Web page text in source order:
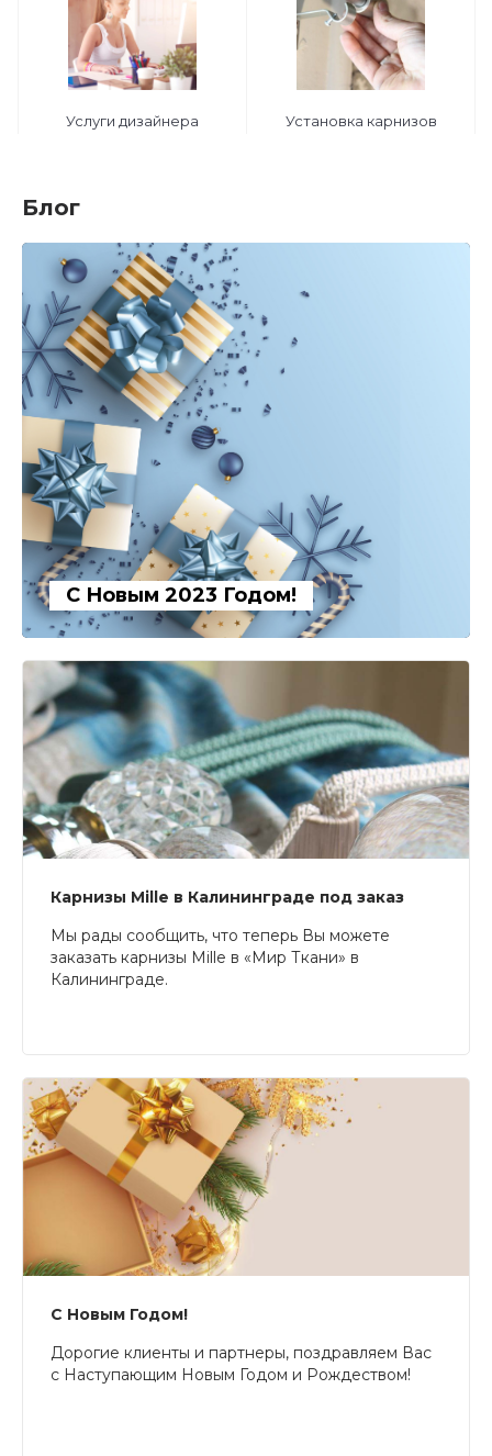
Услуги дизайнера Установка карнизов
Блог
С Новым 2023 Годом!
Карнизы Mille в Калининграде под заказ
Мы рады сообщить, что теперь Вы можете
заказать карнизы Mille в «Мир Ткани» в
Калининграде.
С Новым Годом!
Дорогие клиенты и партнеры, поздравляем Вас
с Наступающим Новым Годом и Рождеством!